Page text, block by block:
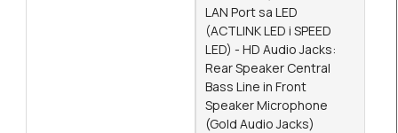
LAN Port sa LED
(ACTLINK LED i SPEED
LED) - HD Audio Jacks:
Rear Speaker Central
Bass Line in Front
Speaker Microphone
(Gold Audio Jacks)